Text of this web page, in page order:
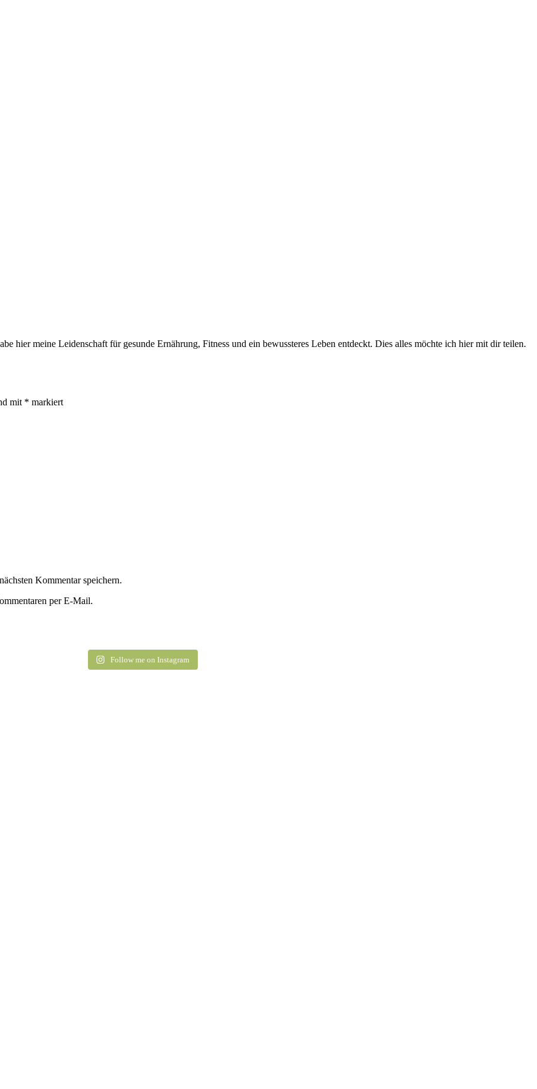
hier meine Leidenschaft für gesunde Ernährung, Fitness und ein bewussteres Leben entdeckt. Dies alles möchte ich hier mit dir teilen.
mit * markiert
Kommentar speichern.
per E-Mail.
Follow me on Instagram